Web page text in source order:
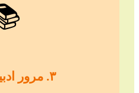
۳. مرور ادبیات جامع